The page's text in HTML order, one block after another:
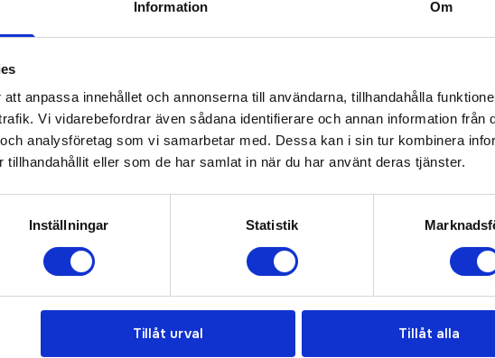
Information Om
anpassa innehållet och annonserna till användarna, tillhandahålla
Vi vidarebefordrar även sådana identifierare och annan information från
analysföretag som vi samarbetar med. Dessa kan i sin tur kombinera
tillhandahållit eller som de har samlat in när du har använt deras tjänster.
Inställningar Statistik
Tillåt urval Tillåt alla
KONTAKTA OSS